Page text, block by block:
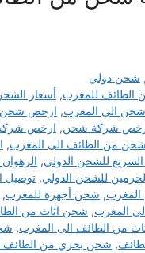
, شحن دولي
للمغرب, أسعار
الى المغرب, ارخص شحن
شركة شحن, ارخص
من الطائف الى المغرب,
السريع للشحن الدولي,
للشحن الدولي, توصيل
, شحن أجهزة للمغرب,
المغرب, شحن اثاث من
من الطائف الى المغرب,
, شحن بحري من الطائف